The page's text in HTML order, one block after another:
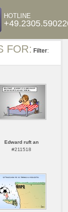
HOTLINE
FOR: Filter:
Edward ruft an
#211518